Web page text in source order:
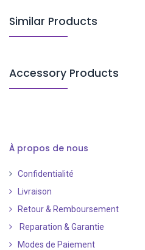
Similar Products
Accessory Products
À propos de nous
Confidentialité
Livraison
Retour & Remboursement
Reparation & Garantie
Modes de Paiement